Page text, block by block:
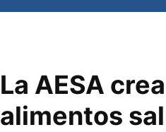
La AESA
alimentos